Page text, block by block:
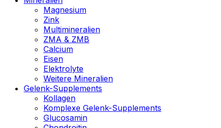
Magnesium
Zink
Multimineralien
ZMA & ZMB
Calcium
Eisen
Elektrolyte
Weitere Mineralien
Gelenk-Supplements
Kollagen
Komplexe Gelenk-Supplements
Glucosamin